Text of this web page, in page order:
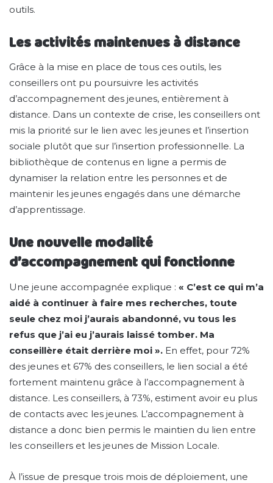
outils.
Les activités maintenues à distance
Grâce à la mise en place de tous ces outils, les
conseillers ont pu poursuivre les activités
d’accompagnement des jeunes, entièrement à
distance. Dans un contexte de crise, les conseillers ont
mis la priorité sur le lien avec les jeunes et l’insertion
sociale plutôt que sur l’insertion professionnelle. La
bibliothèque de contenus en ligne a permis de
dynamiser la relation entre les personnes et de
maintenir les jeunes engagés dans une démarche
d’apprentissage.
Une nouvelle modalité
d’accompagnement qui fonctionne
Une jeune accompagnée explique : « C’est ce qui m’a
aidé à continuer à faire mes recherches, toute
seule chez moi j’aurais abandonné, vu tous les
refus que j’ai eu j’aurais laissé tomber. Ma
conseillère était derrière moi ». En effet, pour 72%
des jeunes et 67% des conseillers, le lien social a été
fortement maintenu grâce à l’accompagnement à
distance. Les conseillers, à 73%, estiment avoir eu plus
de contacts avec les jeunes. L’accompagnement à
distance a donc bien permis le maintien du lien entre
les conseillers et les jeunes de Mission Locale.
À l’issue de presque trois mois de déploiement, une